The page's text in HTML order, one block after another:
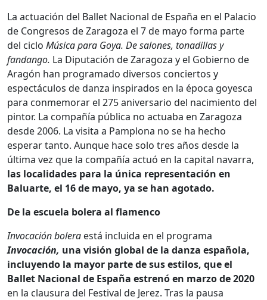
La actuación del Ballet Nacional de España en el Palacio
de Congresos de Zaragoza el 7 de mayo forma parte
del ciclo Música para Goya. De salones, tonadillas y
fandango. La Diputación de Zaragoza y el Gobierno de
Aragón han programado diversos conciertos y
espectáculos de danza inspirados en la época goyesca
para conmemorar el 275 aniversario del nacimiento del
pintor. La compañía pública no actuaba en Zaragoza
desde 2006. La visita a Pamplona no se ha hecho
esperar tanto. Aunque hace solo tres años desde la
última vez que la compañía actuó en la capital navarra,
las localidades para la única representación en
Baluarte, el 16 de mayo, ya se han agotado.
De la escuela bolera al flamenco
Invocación bolera está incluida en el programa
Invocación, una visión global de la danza española,
incluyendo la mayor parte de sus estilos, que el
Ballet Nacional de España estrenó en marzo de 2020
en la clausura del Festival de Jerez. Tras la pausa